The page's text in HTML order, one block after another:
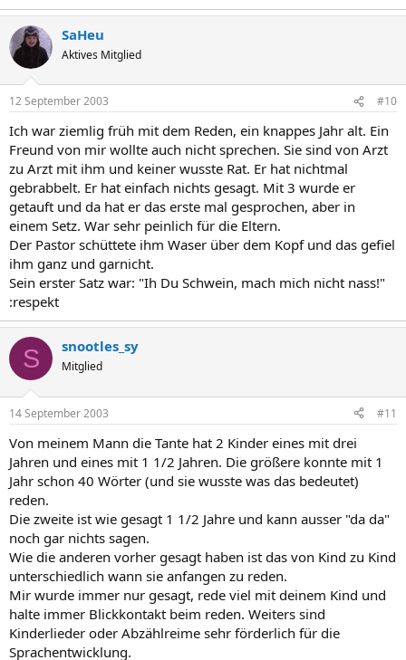
SaHeu
Aktives Mitglied
12 September 2003 #10
Ich war ziemlig früh mit dem Reden, ein knappes Jahr alt. Ein
Freund von mir wollte auch nicht sprechen. Sie sind von Arzt
zu Arzt mit ihm und keiner wusste Rat. Er hat nichtmal
gebrabbelt. Er hat einfach nichts gesagt. Mit 3 wurde er
getauft und da hat er das erste mal gesprochen, aber in
einem Setz. War sehr peinlich für die Eltern.
Der Pastor schüttete ihm Waser über dem Kopf und das gefiel
ihm ganz und garnicht.
Sein erster Satz war: "Ih Du Schwein, mach mich nicht nass!"
:respekt
S snootles_sy
Mitglied
14 September 2003 #11
Von meinem Mann die Tante hat 2 Kinder eines mit drei
Jahren und eines mit 1 1/2 Jahren. Die größere konnte mit 1
Jahr schon 40 Wörter (und sie wusste was das bedeutet)
reden.
Die zweite ist wie gesagt 1 1/2 Jahre und kann ausser "da da"
noch gar nichts sagen.
Wie die anderen vorher gesagt haben ist das von Kind zu Kind
unterschiedlich wann sie anfangen zu reden.
Mir wurde immer nur gesagt, rede viel mit deinem Kind und
halte immer Blickkontakt beim reden. Weiters sind
Kinderlieder oder Abzählreime sehr förderlich für die
Sprachentwicklung.